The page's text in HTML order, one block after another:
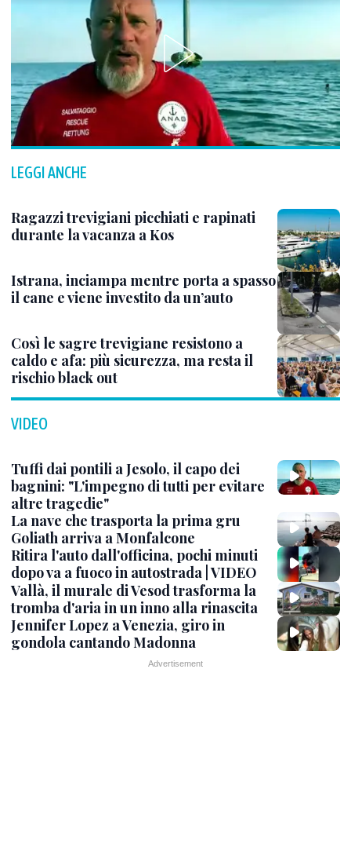
LEGGI ANCHE
Ragazzi trevigiani picchiati e rapinati
durante la vacanza a Kos
Istrana, inciampa mentre porta a spasso
il cane e viene investito da un’auto
Così le sagre trevigiane resistono a
caldo e afa: più sicurezza, ma resta il
rischio black out
VIDEO
Tuffi dai pontili a Jesolo, il capo dei
bagnini: "L'impegno di tutti per evitare
altre tragedie"
La nave che trasporta la prima gru
Goliath arriva a Monfalcone
Ritira l'auto dall'officina, pochi minuti
dopo va a fuoco in autostrada | VIDEO
Vallà, il murale di Vesod trasforma la
tromba d'aria in un inno alla rinascita
Jennifer Lopez a Venezia, giro in
gondola cantando Madonna